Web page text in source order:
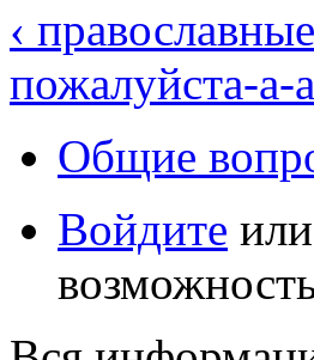
‹
пожалуйста-
Общие
Войдите или